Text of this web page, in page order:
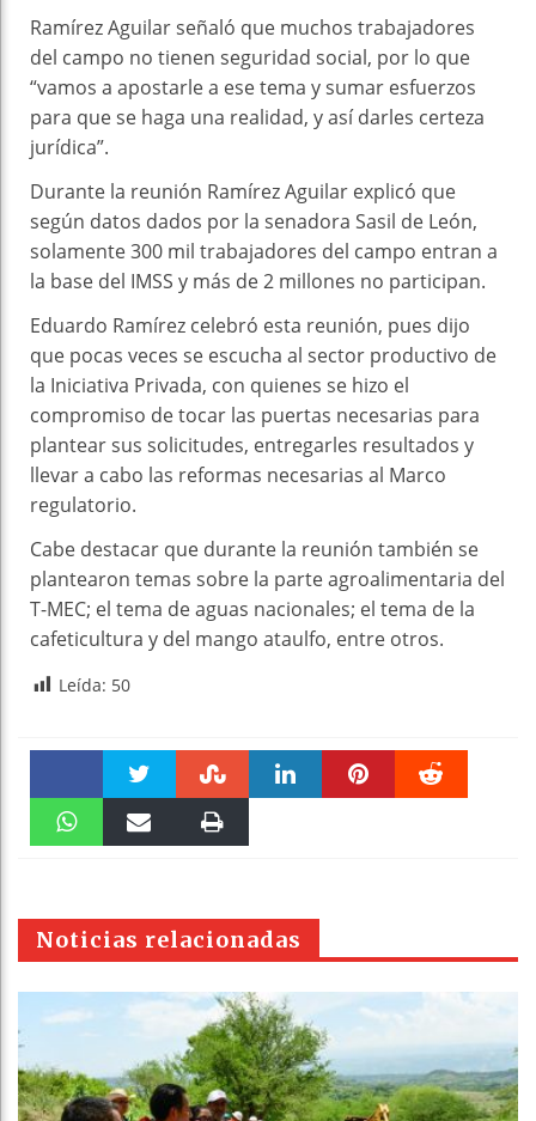
Ramírez Aguilar señaló que muchos trabajadores
del campo no tienen seguridad social, por lo que
“vamos a apostarle a ese tema y sumar esfuerzos
para que se haga una realidad, y así darles certeza
jurídica”.
Durante la reunión Ramírez Aguilar explicó que
según datos dados por la senadora Sasil de León,
solamente 300 mil trabajadores del campo entran a
la base del IMSS y más de 2 millones no participan.
Eduardo Ramírez celebró esta reunión, pues dijo
que pocas veces se escucha al sector productivo de
la Iniciativa Privada, con quienes se hizo el
compromiso de tocar las puertas necesarias para
plantear sus solicitudes, entregarles resultados y
llevar a cabo las reformas necesarias al Marco
regulatorio.
Cabe destacar que durante la reunión también se
plantearon temas sobre la parte agroalimentaria del
T-MEC; el tema de aguas nacionales; el tema de la
cafeticultura y del mango ataulfo, entre otros.
Leída: 50
Faceboo Twitter Stumble
pt
Noticias relacionadas